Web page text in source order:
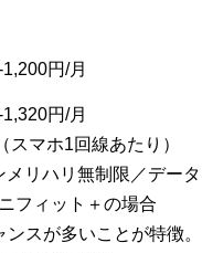
1,200円/月
1,320円/月
スマホ1回線あたり）
リハリ無制限／データ
フィット＋の場合
スが多いことが特徴。